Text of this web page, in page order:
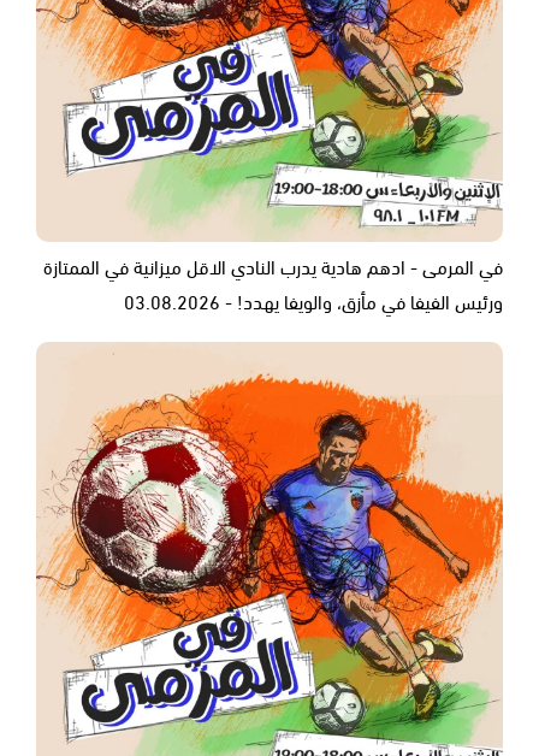
في المرمى - ادهم هادية يدرب النادي الاقل ميزانية في الممتازة
ورئيس الفيفا في مأزق، والويفا يهدد! - 03.08.2026